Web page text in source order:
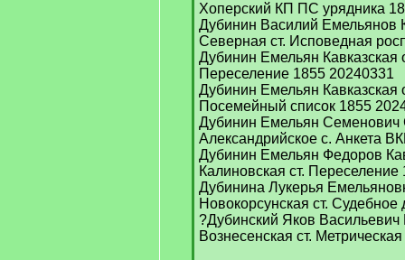
Хоперский КП ПС урядника
Дубинин Василий Емельянов
Северная ст. Исповедная
Дубинин Емельян Кавказская
Переселение 1855 20240331
Дубинин Емельян Кавказская
Посемейный список 1855
Дубинин Емельян Семенович
Александрийское с. Анкета
Дубинин Емельян Федоров
Калиновская ст.
Дубинина Лукерья
Новокорсунская ст.
?Дубинский Яков Васильевич
Вознесенская ст.